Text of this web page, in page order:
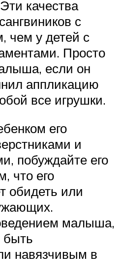
качества
с
чем у детей с
Просто
если он
аппликацию
все игрушки.
его
и
побуждайте его
что его
обидеть или
малыша,
быть
навязчивым в